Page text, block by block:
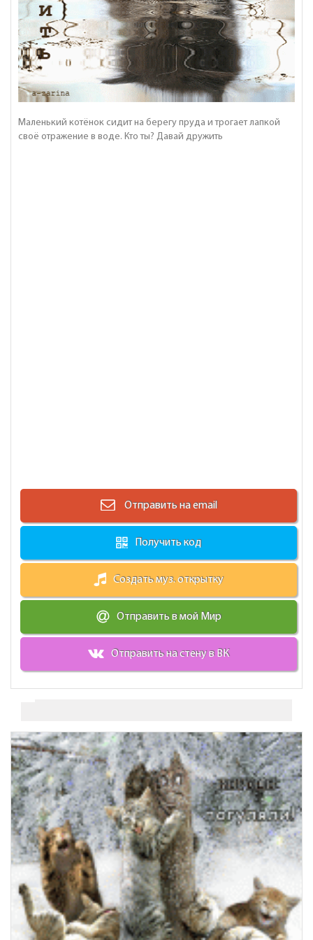
Маленький котёнок сидит на берегу пруда и трогает лапкой
своё отражение в воде. Кто ты? Давай дружить
Отправить на email
Получить код
Создать муз. открытку
Отправить в мой Мир
Отправить на стену в ВК